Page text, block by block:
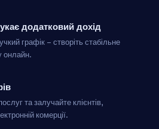
додатковий дохід
графік – створіть стабільне
онлайн.
та залучайте клієнтів,
комерції.